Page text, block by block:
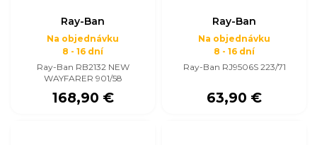
Ray-Ban
Na objednávku
8 - 16 dní
Ray-Ban RB2132 NEW
WAYFARER 901/58
168,90 €
Ray-Ban
Na objednávku
8 - 16 dní
Ray-Ban RJ9506S 223/71
63,90 €